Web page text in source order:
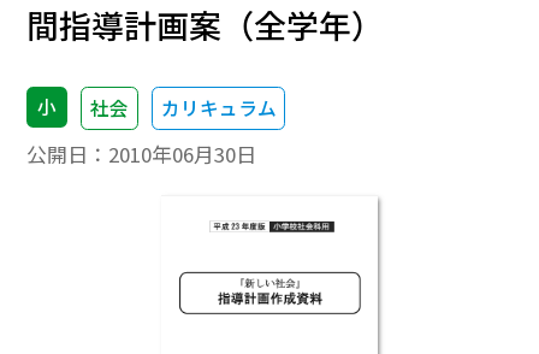
間指導計画案（全学年）
小 社会 カリキュラム
公開日： 2010年06月30日